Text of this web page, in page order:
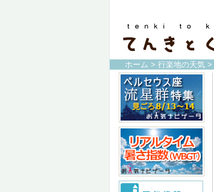
ホーム > 行楽地の天気 >